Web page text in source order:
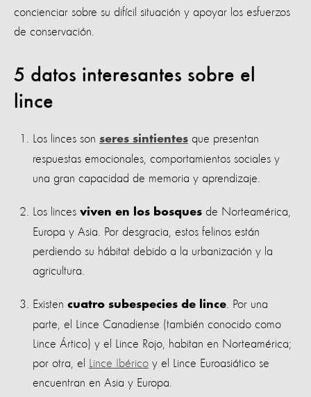
concienciar sobre su difícil situación y apoyar los esfuerzos
de conservación.
5 datos interesantes sobre el
lince
Los linces son seres sintientes que presentan
respuestas emocionales, comportamientos sociales y
una gran capacidad de memoria y aprendizaje.
Los linces viven en los bosques de Norteamérica,
Europa y Asia. Por desgracia, estos felinos están
perdiendo su hábitat debido a la urbanización y la
agricultura.
Existen cuatro subespecies de lince. Por una
parte, el Lince Canadiense (también conocido como
Lince Ártico) y el Lince Rojo, habitan en Norteamérica;
por otra, el
Lince Ibérico y el Lince Euroasiático se
encuentran en Asia y Europa.